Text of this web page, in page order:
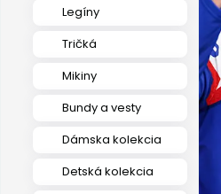
Legíny
Tričká
Mikiny
Bundy a vesty
Dámska kolekcia
Detská kolekcia